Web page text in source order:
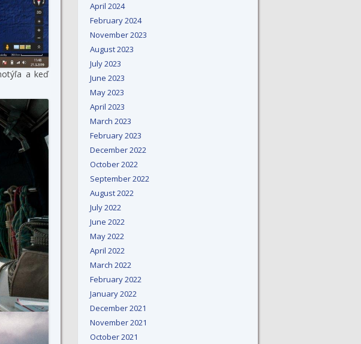
a keď
April 2024
February 2024
November 2023
August 2023
July 2023
June 2023
May 2023
April 2023
March 2023
February 2023
December 2022
October 2022
September 2022
August 2022
July 2022
June 2022
May 2022
April 2022
March 2022
February 2022
January 2022
December 2021
November 2021
October 2021